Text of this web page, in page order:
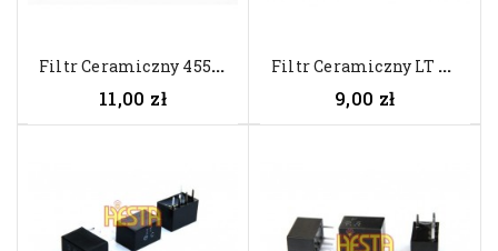
F
Iltr Ceramiczny 455HT MuRata...
11,00 zł
F
Iltr Ceramiczny LT 455HTW 455kHz
9,00 zł